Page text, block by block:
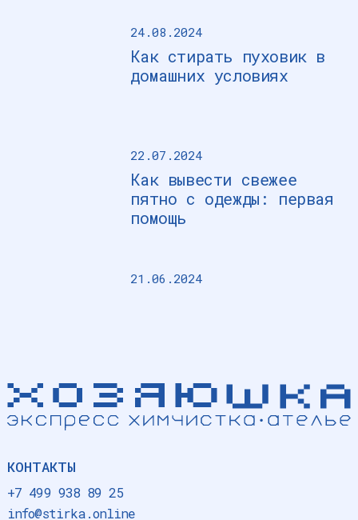
24.08.2024
Как стирать пуховик в
домашних условиях
22.07.2024
Как вывести свежее
пятно с одежды: первая
помощь
21.06.2024
КОНТАКТЫ
+7 499 938 89 25
info@stirka.online